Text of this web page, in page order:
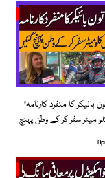
بائیکر کا منفرد کارنامہ!
میٹر سفر کر کے وطن پہنچ